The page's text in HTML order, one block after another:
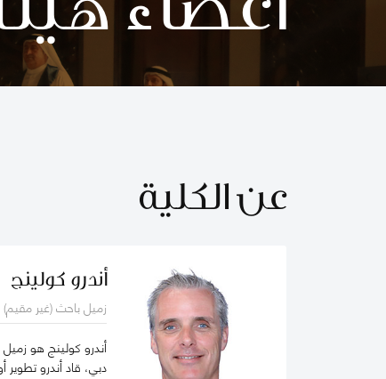
عن الكلية
أندرو كولينج
زميل باحث (غير مقيم)
أندرو كولينج هو
دبي، قاد أندرو